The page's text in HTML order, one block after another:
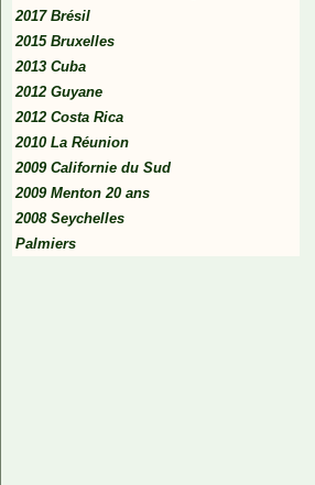
2017 Brésil
2015 Bruxelles
2013 Cuba
2012 Guyane
2012 Costa Rica
2010 La Réunion
2009 Californie du Sud
2009 Menton 20 ans
2008 Seychelles
Palmiers